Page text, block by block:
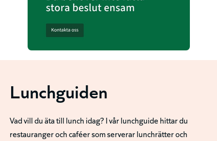
Lunchguiden
Vad vill du äta till lunch idag? I vår lunchguide hittar du
restauranger och caféer som serverar lunchrätter och